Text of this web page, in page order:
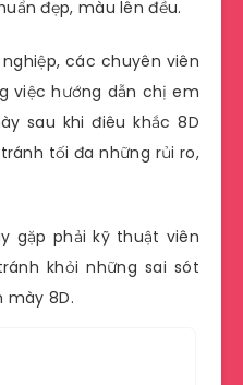
đẹp, màu lên đều.
các chuyên viên
việc hướng dẫn chị em
sau khi điêu khắc 8D
tối đa những rủi ro,
gặp phải kỹ thuật viên
khỏi những sai sót
mày 8D.